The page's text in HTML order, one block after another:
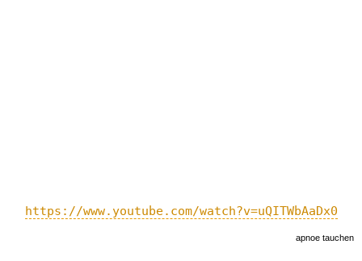
https://www.youtube.com/watch?v=uQITWbAaDx0
apnoe tauchen